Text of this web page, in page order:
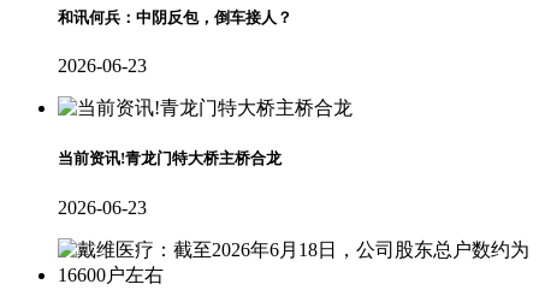
和讯何兵：中阴反包，倒车接人？
2026-06-23
当前资讯!青龙门特大桥主桥合龙
2026-06-23